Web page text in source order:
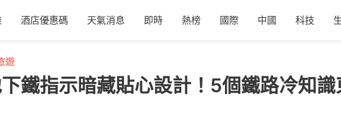
酒店優惠碼 天氣消息 即時 熱榜 國際 中國 科技
遊
鐵指示暗藏貼心設計！5個鐵路冷知